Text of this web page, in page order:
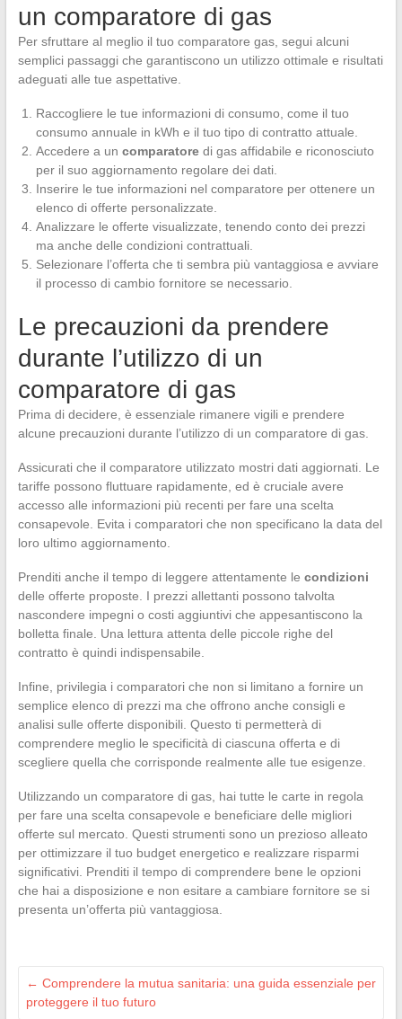
un comparatore di gas
Per sfruttare al meglio il tuo comparatore gas, segui alcuni
semplici passaggi che garantiscono un utilizzo ottimale e risultati
adeguati alle tue aspettative.
Raccogliere le tue informazioni di consumo, come il tuo
consumo annuale in kWh e il tuo tipo di contratto attuale.
Accedere a un comparatoredi gas affidabile e riconosciuto
per il suo aggiornamento regolare dei dati.
Inserire le tue informazioni nel comparatore per ottenere un
elenco di offerte personalizzate.
Analizzare le offerte visualizzate, tenendo conto dei prezzi
ma anche delle condizioni contrattuali.
Selezionare l’offerta che ti sembra più vantaggiosa e avviare
il processo di cambio fornitore se necessario.
Le precauzioni da prendere
durante l’utilizzo di un
comparatore di gas
Prima di decidere, è essenziale rimanere vigili e prendere
alcune precauzioni durante l’utilizzo di un comparatore di gas.
Assicurati che il comparatore utilizzato mostri dati aggiornati. Le
tariffe possono fluttuare rapidamente, ed è cruciale avere
accesso alle informazioni più recenti per fare una scelta
consapevole. Evita i comparatori che non specificano la data del
loro ultimo aggiornamento.
Prenditi anche il tempo di leggere attentamente le condizioni
delle offerte proposte. I prezzi allettanti possono talvolta
nascondere impegni o costi aggiuntivi che appesantiscono la
bolletta finale. Una lettura attenta delle piccole righe del
contratto è quindi indispensabile.
Infine, privilegia i comparatori che non si limitano a fornire un
semplice elenco di prezzi ma che offrono anche consigli e
analisi sulle offerte disponibili. Questo ti permetterà di
comprendere meglio le specificità di ciascuna offerta e di
scegliere quella che corrisponde realmente alle tue esigenze.
Utilizzando un comparatore di gas, hai tutte le carte in regola
per fare una scelta consapevole e beneficiare delle migliori
offerte sul mercato. Questi strumenti sono un prezioso alleato
per ottimizzare il tuo budget energetico e realizzare risparmi
significativi. Prenditi il tempo di comprendere bene le opzioni
che hai a disposizione e non esitare a cambiare fornitore se si
presenta un’offerta più vantaggiosa.
← Comprendere la mutua sanitaria: una guida essenziale per
proteggere il tuo futuro